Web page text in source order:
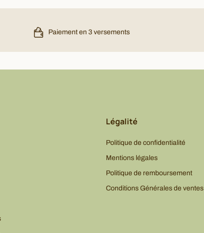
Paiement en 3 versements
Légalité
Politique de confidentialité
Mentions légales
Politique de remboursement
Conditions Générales de ventes